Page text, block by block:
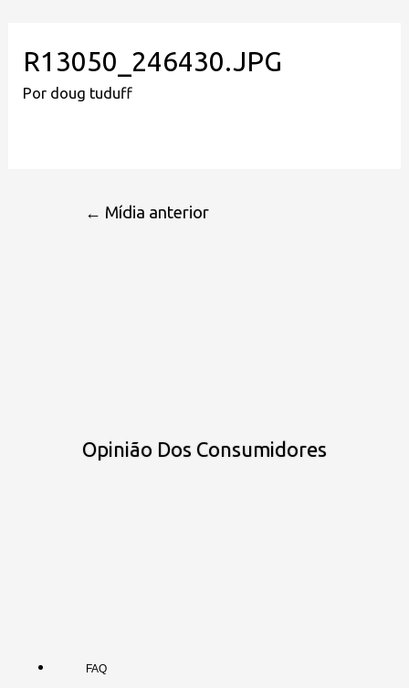
R13050_246430.JPG
Por doug tuduff
← Mídia anterior
Opinião Dos Consumidores
FAQ